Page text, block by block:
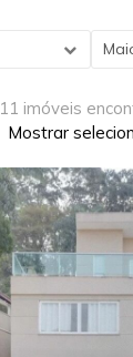
11 imóveis
Mostrar